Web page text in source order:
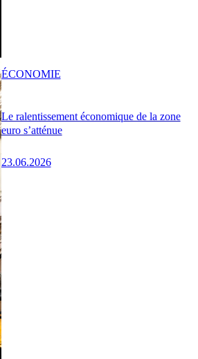
Le ralentissement économique de la zone
euro s’atténue
23.06.2026
ÉCONOMIE